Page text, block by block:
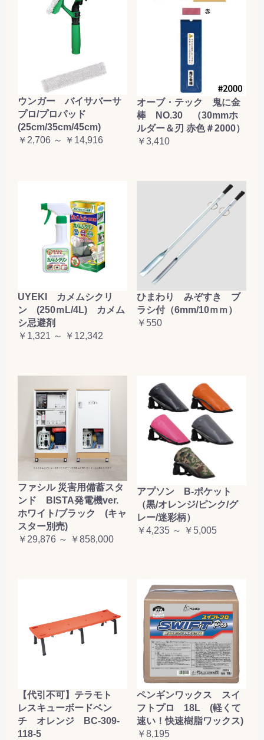
お買い物を続ける カートへ進む
ウンガー バイサバーサ
プロ/プロパッド
(25cm/35cm/45cm)
￥2,706 ～ ￥14,916
オーブ・テック 鬼に金
棒 NO.30 （30mmホ
ルダー＆刃 赤色＃2000）
￥3,410
UYEKI カメムシクリ
ン (250ｍL/4L) カメム
シ忌避剤
￥1,321 ～ ￥12,342
ひまわり みぞすき ブ
ラシ付（6mm/10ｍｍ）
￥550
ファシル 災害用備蓄スタ
ンド BISTA発電機ver.
ホワイト/ブラック (キャ
スター別売)
￥29,876 ～ ￥858,000
アプソン B-ポケット
（黒/オレンジ/ピンク/グ
レー/迷彩柄）
￥4,235 ～ ￥5,005
【代引不可】テラモト
レスキューボードベン
チ オレンジ BC-309-
118-5
ペンギンワックス スイ
フトプロ 18L (軽くて
速い！快速樹脂ワックス)
￥8,195